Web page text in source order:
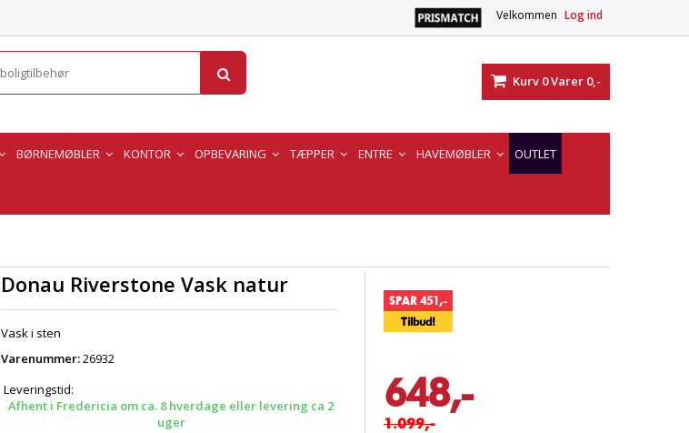
Velkommen Log ind
Kurv 0Varer 0,-
BØRNEMØBLER KONTOR OPBEVARING TÆPPER ENTRE HAVEMØBLER OUTLET
Donau Riverstone Vask natur
Vask i sten
Varenummer:26932
Leveringstid:
Afhent i Fredericia om ca. 8 hverdage eller levering ca 2
uger
SPAR 451,-
Tilbud!
648,-
1.099,-